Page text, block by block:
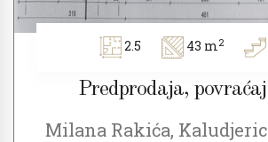
2.5 43 m2
Predprodaja,
Milana Rakića,